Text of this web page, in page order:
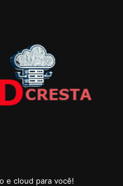
e cloud para você!